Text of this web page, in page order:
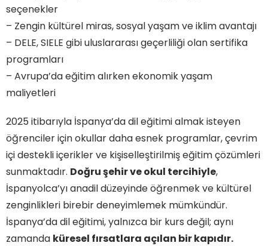
seçenekler
– Zengin kültürel miras, sosyal yaşam ve iklim avantajı
– DELE, SIELE gibi uluslararası geçerliliği olan sertifika
programları
– Avrupa’da eğitim alırken ekonomik yaşam
maliyetleri
2025 itibarıyla İspanya’da dil eğitimi almak isteyen
öğrenciler için okullar daha esnek programlar, çevrim
içi destekli içerikler ve kişiselleştirilmiş eğitim çözümleri
sunmaktadır. Doğru şehir ve okul tercihiyle,
İspanyolca’yı anadil düzeyinde öğrenmek ve kültürel
zenginlikleri birebir deneyimlemek mümkündür.
İspanya’da dil eğitimi, yalnızca bir kurs değil; aynı
zamanda küresel fırsatlara açılan bir kapıdır.